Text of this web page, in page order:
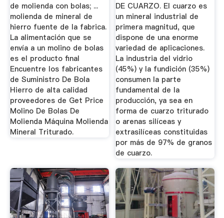
de molienda con bolas; ...
molienda de mineral de
hierro fuente de la fabrica.
La alimentación que se
envía a un molino de bolas
es el producto final
Encuentre los fabricantes
de Suministro De Bola
Hierro de alta calidad
proveedores de Get Price
Molino De Bolas De
Molienda Máquina Molienda
Mineral Triturado.
DE CUARZO. El cuarzo es
un mineral industrial de
primera magnitud, que
dispone de una enorme
variedad de aplicaciones.
La industria del vidrio
(45%) y la fundición (35%)
consumen la parte
fundamental de la
producción, ya sea en
forma de cuarzo triturado
o arenas silíceas y
extrasilíceas constituidas
por más de 97% de granos
de cuarzo.